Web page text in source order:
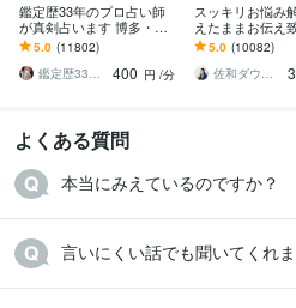
鑑定歴33年のプロ占い師
が真剣占います 博多・廓
屋の純血統占い祈願師
雷鳥
5.0 (11802)
鑑定歴33年のプロ占い師 雷鳥
400 円 /分
スッキリお悩み
えたままお伝え
恋愛、結婚、人
仕事、人生、ペ
持ち等◎祈願付
5.0 (10082)
佐和ダウジング＆スピリットメンター
よくある質問
本当にみえているのですか？
言いにくい話でも聞いてくれ